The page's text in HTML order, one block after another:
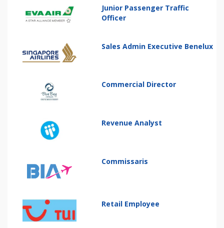
Junior Passenger Traffic
Officer
Sales Admin Executive Benelux
Commercial Director
Revenue Analyst
Commissaris
Retail Employee